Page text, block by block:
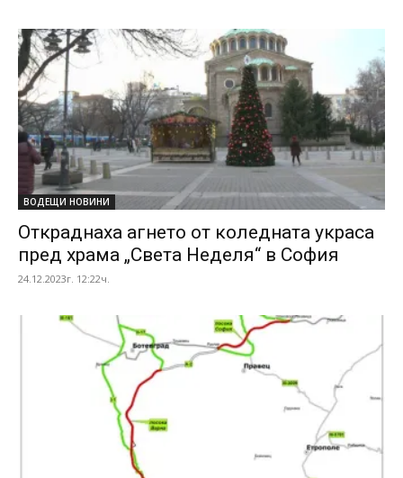
ВОДЕЩИ НОВИНИ
Откраднаха агнето от коледната украса
пред храма „Света Неделя“ в София
24.12.2023г. 12:22ч.